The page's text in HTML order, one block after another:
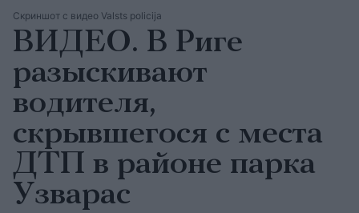
Скриншот с видео Valsts policija
ВИДЕО. В Риге
разыскивают
водителя,
скрывшегося с места
ДТП в районе парка
Узварас